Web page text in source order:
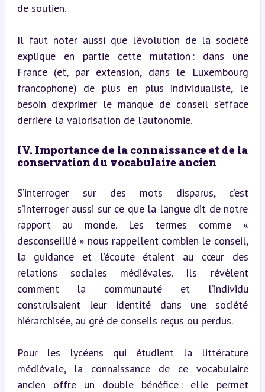
de soutien.
Il faut noter aussi que l’évolution de la société
explique en partie cette mutation : dans une
France (et, par extension, dans le Luxembourg
francophone) de plus en plus individualiste, le
besoin d’exprimer le manque de conseil s’efface
derrière la valorisation de l’autonomie.
IV. Importance de la connaissance et de la
conservation du vocabulaire ancien
S’interroger sur des mots disparus, c’est
s’interroger aussi sur ce que la langue dit de notre
rapport au monde. Les termes comme «
desconseillié » nous rappellent combien le conseil,
la guidance et l’écoute étaient au cœur des
relations sociales médiévales. Ils révèlent
comment la communauté et l’individu
construisaient leur identité dans une société
hiérarchisée, au gré de conseils reçus ou perdus.
Pour les lycéens qui étudient la littérature
médiévale, la connaissance de ce vocabulaire
ancien offre un double bénéfice : elle permet